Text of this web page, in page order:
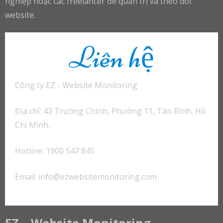
website.
Liên hệ
Công ty EZ - Website Monitoring
Địa chỉ: 43 Trường Chinh, Phường 11, Tân Bình, Hồ
Chí Minh.
Hotline: 1900 547 845
Email: info@ezwebsitemonitoring.com